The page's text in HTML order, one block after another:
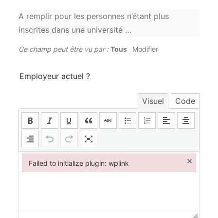
A remplir pour les personnes n’étant plus
inscrites dans une université …
Ce champ peut être vu par :Tous Modifier
Employeur actuel ?
Visuel Code
Failed to initialize plugin: wplink ×
Failed to initialize plugin: wplink